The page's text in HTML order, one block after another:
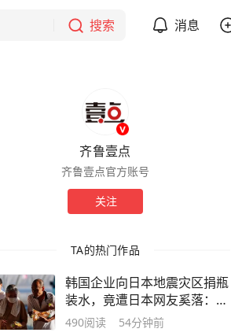
搜索 消息
齐鲁壹点
齐鲁壹点官方账号
关注
TA的热门作品
韩国企业向日本地震灾区捐瓶
装水，竟遭日本网友奚落：不
想喝韩国水，唯一用途是冲厕
490阅读 54分钟前